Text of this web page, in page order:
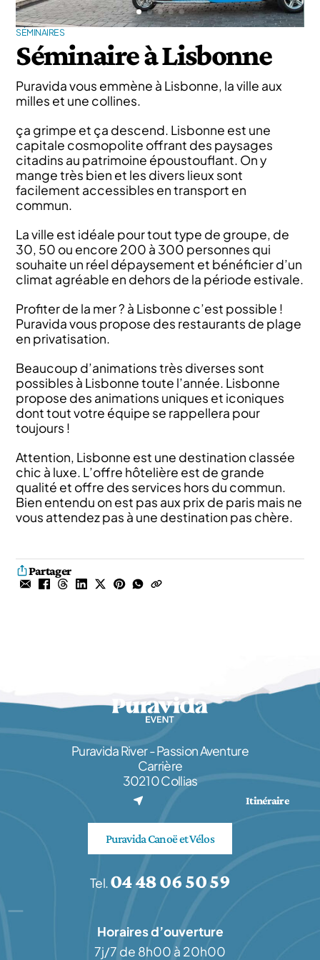
SÉMINAIRES
Séminaire à Lisbonne
Puravida vous emmène à Lisbonne, la ville aux
milles et une collines.
ça grimpe et ça descend. Lisbonne est une
capitale cosmopolite offrant des paysages
citadins au patrimoine époustouflant. On y
mange très bien et les divers lieux sont
facilement accessibles en transport en
commun.
La ville est idéale pour tout type de groupe, de
30, 50 ou encore 200 à 300 personnes qui
souhaite un réel dépaysement et bénéficier d’un
climat agréable en dehors de la période estivale.
Profiter de la mer ? à Lisbonne c’est possible !
Puravida vous propose des restaurants de plage
en privatisation.
Beaucoup d’animations très diverses sont
possibles à Lisbonne toute l’année. Lisbonne
propose des animations uniques et iconiques
dont tout votre équipe se rappellera pour
toujours !
Attention, Lisbonne est une destination classée
chic à luxe. L’offre hôtelière est de grande
qualité et offre des services hors du commun.
Bien entendu on est pas aux prix de paris mais ne
vous attendez pas à une destination pas chère.
Partager
Puravida River - Passion Aventure
Carrière
30210 Collias
Itinéraire
Puravida Canoë et Vélos
Tel.04 48 06 50 59
Horaires d’ouverture
7j/7 de 8h00 à 20h00